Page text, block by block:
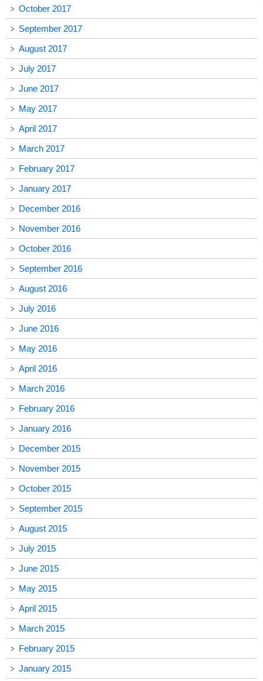
October 2017
September 2017
August 2017
July 2017
June 2017
May 2017
April 2017
March 2017
February 2017
January 2017
December 2016
November 2016
October 2016
September 2016
August 2016
July 2016
June 2016
May 2016
April 2016
March 2016
February 2016
January 2016
December 2015
November 2015
October 2015
September 2015
August 2015
July 2015
June 2015
May 2015
April 2015
March 2015
February 2015
January 2015